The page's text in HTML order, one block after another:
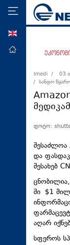
მთავარი
ეკონომიკა
მსოფლიო
სამართალი
თავდაცვა
რეგიონი
სპორტი
Imedi /
03
/ სანდო
ფოტო:
შესაძლოა
და
შესახებ
ში $1
აღარ
სფეროს